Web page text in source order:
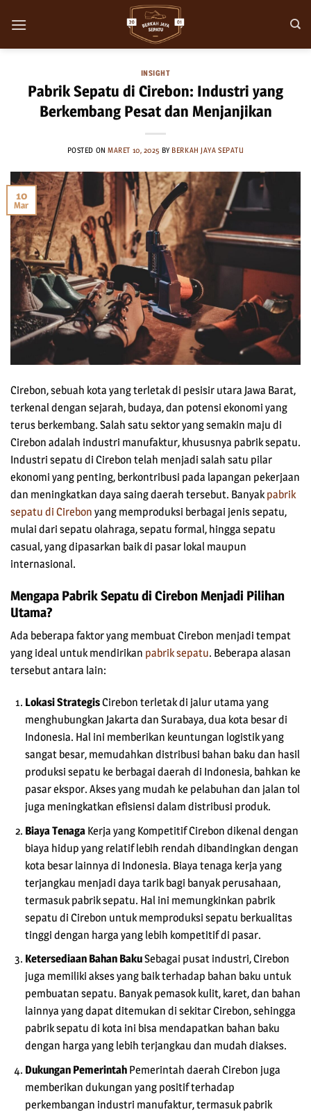
INSIGHT
Pabrik Sepatu di Cirebon: Industri yang
Berkembang Pesat dan Menjanjikan
POSTED ONMARET 10, 2025 BY BERKAH JAYA SEPATU
10
Mar
Cirebon, sebuah kota yang terletak di pesisir utara Jawa Barat,
terkenal dengan sejarah, budaya, dan potensi ekonomi yang
terus berkembang. Salah satu sektor yang semakin maju di
Cirebon adalah industri manufaktur, khususnya pabrik sepatu.
Industri sepatu di Cirebon telah menjadi salah satu pilar
ekonomi yang penting, berkontribusi pada lapangan pekerjaan
dan meningkatkan daya saing daerah tersebut. Banyakpabrik
sepatu di Cirebon yang memproduksi berbagai jenis sepatu,
mulai dari sepatu olahraga, sepatu formal, hingga sepatu
casual, yang dipasarkan baik di pasar lokal maupun
internasional.
Mengapa Pabrik Sepatu di Cirebon Menjadi Pilihan
Utama?
Ada beberapa faktor yang membuat Cirebon menjadi tempat
yang ideal untuk mendirikan pabrik sepatu. Beberapa alasan
tersebut antara lain:
Lokasi StrategisCirebon terletak di jalur utama yang
menghubungkan Jakarta dan Surabaya, dua kota besar di
Indonesia. Hal ini memberikan keuntungan logistik yang
sangat besar, memudahkan distribusi bahan baku dan hasil
produksi sepatu ke berbagai daerah di Indonesia, bahkan ke
pasar ekspor. Akses yang mudah ke pelabuhan dan jalan tol
juga meningkatkan efisiensi dalam distribusi produk.
Biaya TenagaKerja yang Kompetitif Cirebon dikenal dengan
biaya hidup yang relatif lebih rendah dibandingkan dengan
kota besar lainnya di Indonesia. Biaya tenaga kerja yang
terjangkau menjadi daya tarik bagi banyak perusahaan,
termasuk pabrik sepatu. Hal ini memungkinkan pabrik
sepatu di Cirebon untuk memproduksi sepatu berkualitas
tinggi dengan harga yang lebih kompetitif di pasar.
Ketersediaan Bahan BakuSebagai pusat industri, Cirebon
juga memiliki akses yang baik terhadap bahan baku untuk
pembuatan sepatu. Banyak pemasok kulit, karet, dan bahan
lainnya yang dapat ditemukan di sekitar Cirebon, sehingga
pabrik sepatu di kota ini bisa mendapatkan bahan baku
dengan harga yang lebih terjangkau dan mudah diakses.
Dukungan PemerintahPemerintah daerah Cirebon juga
memberikan dukungan yang positif terhadap
perkembangan industri manufaktur, termasuk pabrik